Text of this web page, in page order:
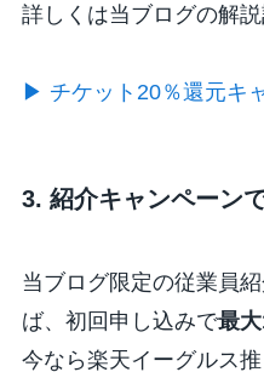
詳しくは当ブログの解
▶ チケット20％還元キ
3. 紹介キャンペーン
当ブログ限定の従業員
ば、初回申し込みで最
今なら楽天イーグルス